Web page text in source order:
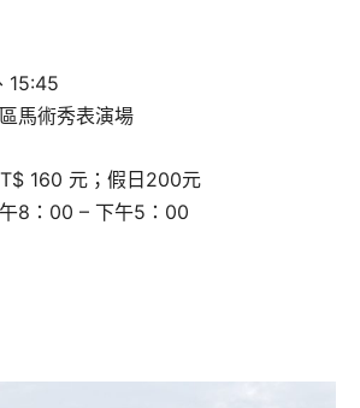
15:45
馬術秀表演場
160 元；假日200元
8：00 – 下午5：00